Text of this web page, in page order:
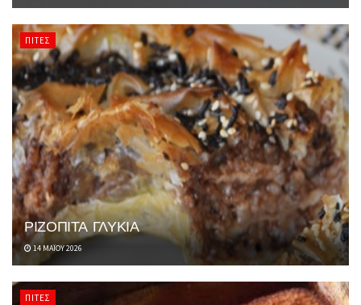
ΠΊΤΕΣ
ΡΙΖΟΠΙΤΑ ΓΛΥΚΙΑ
14 ΜΑΪ́ΟΥ 2026
ΠΊΤΕΣ